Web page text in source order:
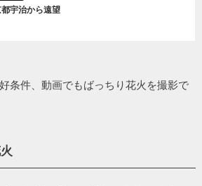
宇治から遠望
条件、動画でもばっちり花火を撮影で